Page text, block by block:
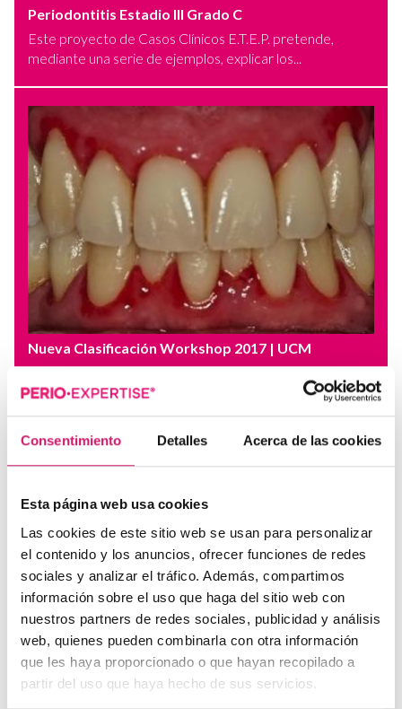
Consentimiento Detalles Acerca de las cookies
Esta página web usa cookies
Las cookies de este sitio web se usan para personalizar
el contenido y los anuncios, ofrecer funciones de redes
sociales y analizar el tráfico. Además, compartimos
información sobre el uso que haga del sitio web con
nuestros partners de redes sociales, publicidad y análisis
web, quienes pueden combinarla con otra información
que les haya proporcionado o que hayan recopilado a
partir del uso que haya hecho de sus servicios.
Periodontitis Estadio III Grado C
Este proyecto de Casos Clínicos E.T.E.P. pretende,
mediante una serie de ejemplos, explicar los...
Nueva Clasificación Workshop 2017 | UCM
Periodontitis Como Manifestación de
Enfermedades Sistémicas
Este proyecto de Casos Clínicos E.T.E.P. pretende,
mediante una serie de ejemplos, explicar los...